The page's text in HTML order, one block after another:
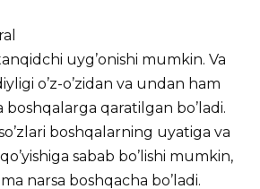
uyg’onishi mumkin. Va
o’z-o’zidan va undan ham
boshqalarga qaratilgan bo’ladi.
boshqalarning uyatiga va
sabab bo’lishi mumkin,
narsa boshqacha bo’ladi.